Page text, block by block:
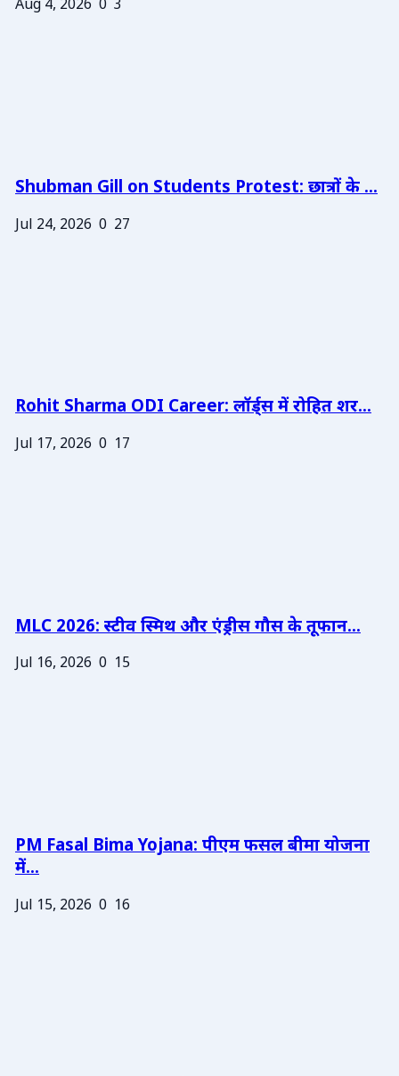
Aug 4, 2026 0 3
Shubman Gill on Students Protest: छात्रों के ...
Jul 24, 2026 0 27
Rohit Sharma ODI Career: लॉर्ड्स में रोहित शर...
Jul 17, 2026 0 17
MLC 2026: स्टीव स्मिथ और एंड्रीस गौस के तूफान...
Jul 16, 2026 0 15
PM Fasal Bima Yojana: पीएम फसल बीमा योजना
में...
Jul 15, 2026 0 16